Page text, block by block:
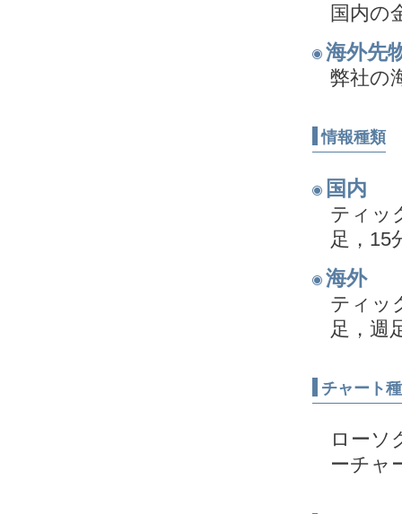
国内の
海外先
弊社の
情報種類
国内
ティッ
足，15
海外
ティッ
足，週
チャート
ローソ
ーチャ